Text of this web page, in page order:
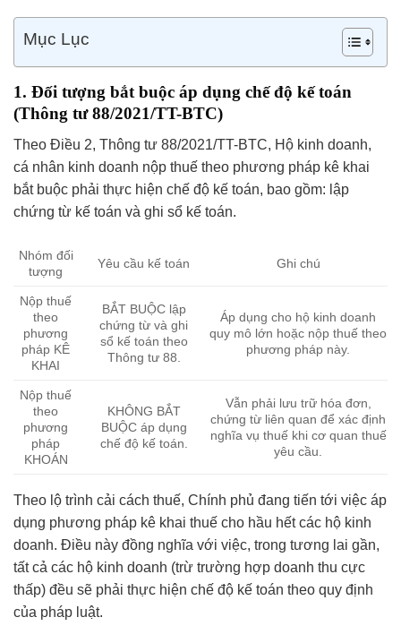
Mục Lục
1. Đối tượng bắt buộc áp dụng chế độ kế toán
(Thông tư 88/2021/TT-BTC)
Theo Điều 2, Thông tư 88/2021/TT-BTC, Hộ kinh doanh,
cá nhân kinh doanh nộp thuế theo phương pháp kê khai
bắt buộc phải thực hiện chế độ kế toán, bao gồm: lập
chứng từ kế toán và ghi sổ kế toán.
Nhóm đối
tượng
Yêu cầu kế toán Ghi chú
Nộp thuế
theo
phương
pháp KÊ
KHAI
BẮT BUỘC lập
chứng từ và ghi
sổ kế toán theo
Thông tư 88.
Áp dụng cho hộ kinh doanh
quy mô lớn hoặc nộp thuế theo
phương pháp này.
Nộp thuế
theo
phương
pháp
KHOÁN
KHÔNG BẮT
BUỘC áp dụng
chế độ kế toán.
Vẫn phải lưu trữ hóa đơn,
chứng từ liên quan để xác định
nghĩa vụ thuế khi cơ quan thuế
yêu cầu.
Theo lộ trình cải cách thuế, Chính phủ đang tiến tới việc áp
dụng phương pháp kê khai thuế cho hầu hết các hộ kinh
doanh. Điều này đồng nghĩa với việc, trong tương lai gần,
tất cả các hộ kinh doanh (trừ trường hợp doanh thu cực
thấp) đều sẽ phải thực hiện chế độ kế toán theo quy định
của pháp luật.